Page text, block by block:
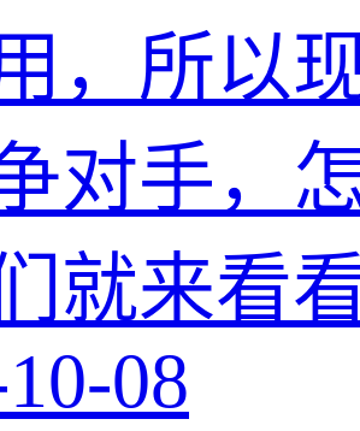
，所以
对手，
就来看
08